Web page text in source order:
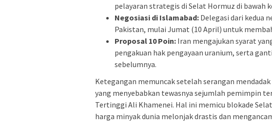
pelayaran strategis di Selat Hormuz di bawah
Negosiasi di Islamabad: Delegasi dari kedua
Pakistan, mulai Jumat (10 April) untuk
Proposal 10 Poin: Iran mengajukan syarat
pengakuan hak pengayaan uranium, serta
sebelumnya.
​Ketegangan memuncak setelah serangan
yang menyebabkan tewasnya sejumlah pemimpin
Tertinggi Ali Khamenei. Hal ini memicu blokade
harga minyak dunia melonjak drastis dan